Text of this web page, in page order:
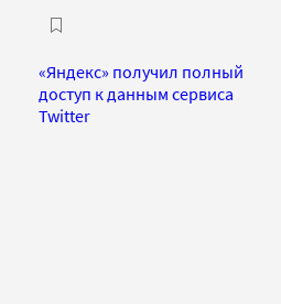
«Яндекс» получил полный
доступ к данным сервиса
Twitter